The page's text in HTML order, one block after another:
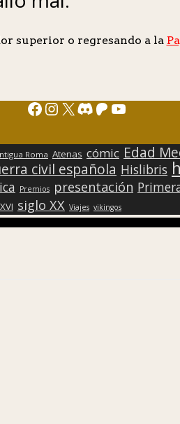
superior o regresando a la
Facebook
Instagram
X Discord
Patreon
YouTube
Roma Atenas cómic Edad
civil española Hislibris
Premios presentación
siglo XX Viajes vikingos